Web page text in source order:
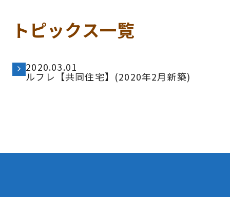
トピックス一覧
2020.03.01
ルフレ【共同住宅】(2020年2月新築)